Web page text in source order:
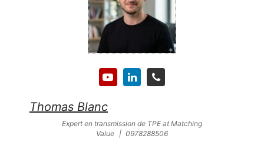
Thomas Blanc
Expert en transmission de TPE at Matching
Value
| 0978288506